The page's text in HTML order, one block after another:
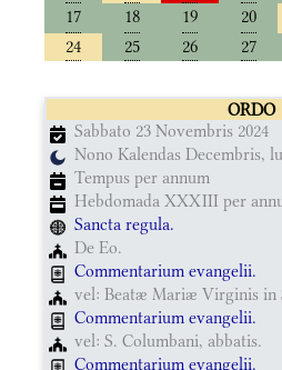
17
18 19 20
24
25 26 27
ORDO
Sabbato 23 Novembris 2024
Nono Kalendas Decembris,
Tempus per annum
Hebdomada XXXIII per
Sancta regula.
De Eo.
Commentarium evangelii.
vel: Beatæ Mariæ Virginis in
Commentarium evangelii.
vel: S. Columbani, abbatis.
Commentarium evangelii.